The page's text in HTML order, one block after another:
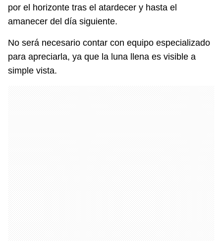
por el horizonte tras el atardecer y hasta el
amanecer del día siguiente.
No será necesario contar con equipo especializado
para apreciarla, ya que la luna llena es visible a
simple vista.